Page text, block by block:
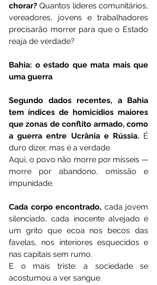
chorar? Quantos líderes comunitários,
vereadores, jovens e trabalhadores
precisarão morrer para que o Estado
reaja de verdade?
Bahia: o estado que mata mais que
uma guerra
Segundo dados recentes, a Bahia
tem índices de homicídios maiores
que zonas de conflito armado, como
a guerra entre Ucrânia e Rússia. É
duro dizer, mas é a verdade.
Aqui, o povo não morre por mísseis —
morre por abandono, omissão e
impunidade.
Cada corpo encontrado, cada jovem
silenciado, cada inocente alvejado é
um grito que ecoa nos becos das
favelas, nos interiores esquecidos e
nas capitais sem rumo.
E o mais triste: a sociedade se
acostumou a ver sangue.